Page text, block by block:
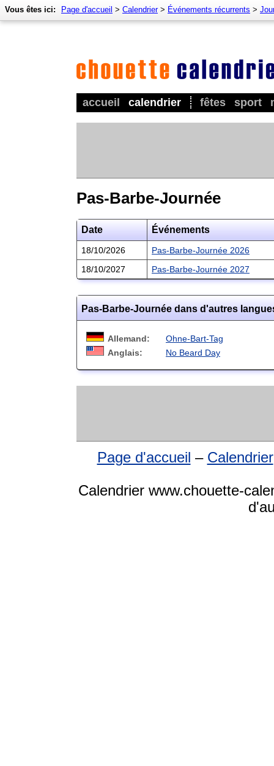
accueil calendrier fêtes sport
Vous êtes ici: Page d'accueil > Calendrier> Événements récurrents >
Pas-Barbe-Journée
Date Événements
18/10/2026
Pas-Barbe-Journée 2026
18/10/2027
Pas-Barbe-Journée 2027
Pas-Barbe-Journée dans d'autres
Allemand:
Ohne-Bart-Tag
Anglais:
No Beard Day
Page d'accueil – Calendrier
Calendrier www.chouette-